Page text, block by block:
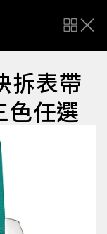
拆表帶
任選